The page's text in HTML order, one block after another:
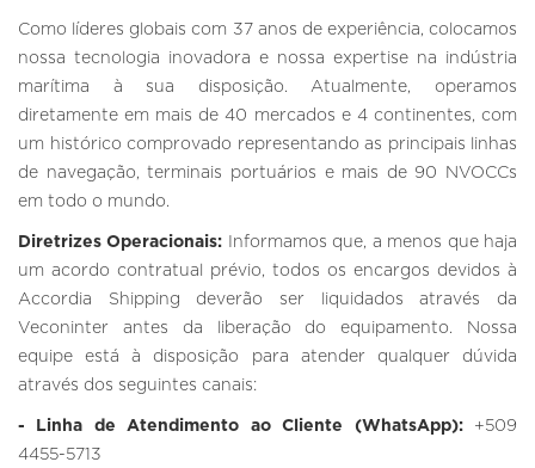
Como líderes globais com 37 anos de experiência, colocamos
nossa tecnologia inovadora e nossa expertise na indústria
marítima à sua disposição. Atualmente, operamos
diretamente em mais de 40 mercados e 4 continentes, com
um histórico comprovado representando as principais linhas
de navegação, terminais portuários e mais de 90 NVOCCs
em todo o mundo.
Diretrizes Operacionais: Informamos que, a menos que haja
um acordo contratual prévio, todos os encargos devidos à
Accordia Shipping deverão ser liquidados através da
Veconinter antes da liberação do equipamento. Nossa
equipe está à disposição para atender qualquer dúvida
através dos seguintes canais:
- Linha de Atendimento ao Cliente (WhatsApp):+509
4455-5713